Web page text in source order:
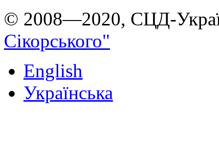
© 2008—2020, СЦД-
Сікорського"
English
Українська